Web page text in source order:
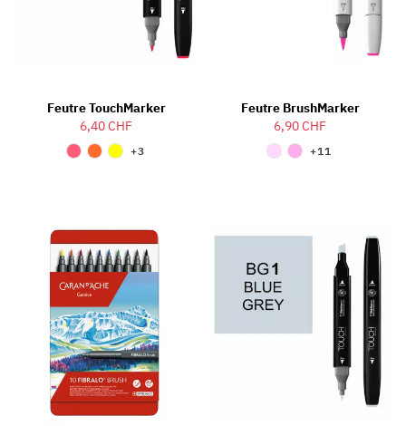
Feutre TouchMarker
6,40 CHF
+3
Feutre BrushMarker
6,90 CHF
+11